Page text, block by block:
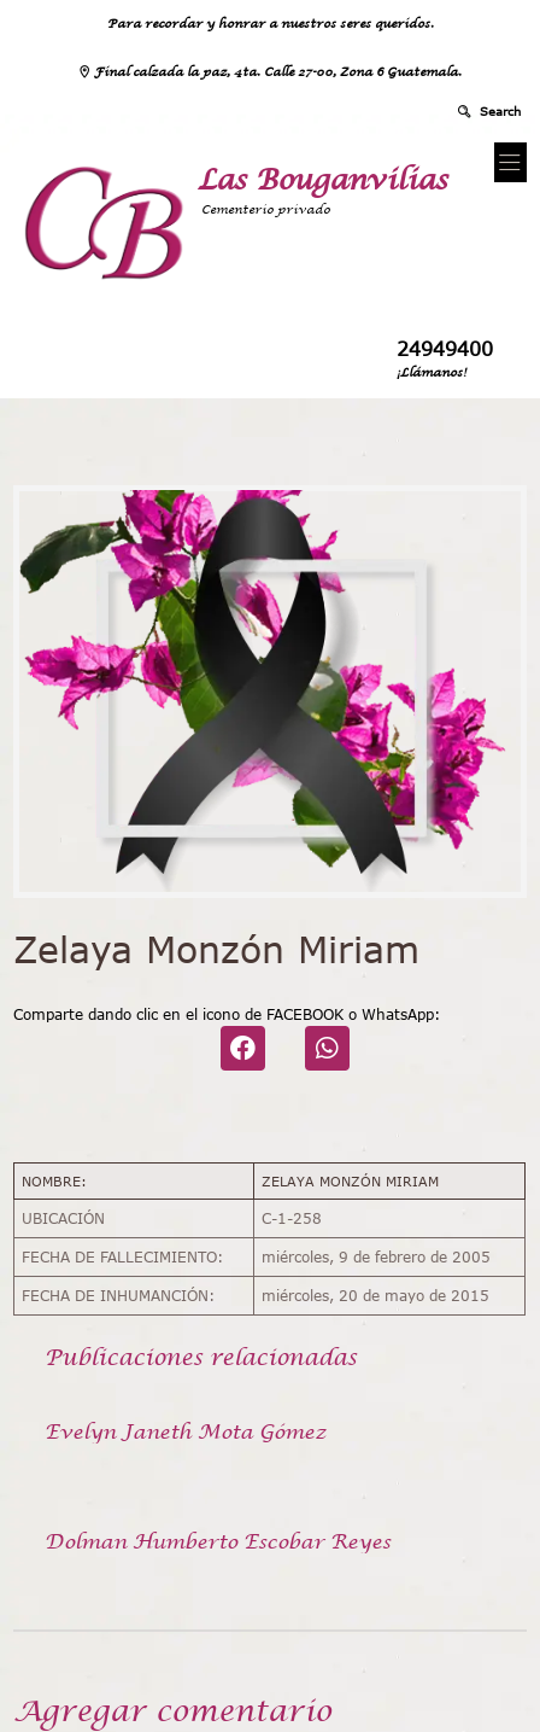
Para recordar y honrar a nuestros seres queridos.
Final calzada la paz, 4ta. Calle 27-00, Zona 6 Guatemala.
Las Bouganvilias
Cementerio privado
24949400
¡Llámanos!
Zelaya Monzón Miriam
Comparte dando clic en el icono de FACEBOOK o WhatsApp:
NOMBRE: ZELAYA MONZÓN MIRIAM
UBICACIÓN C-1-258
FECHA DE FALLECIMIENTO: miércoles, 9 de febrero de 2005
FECHA DE INHUMANCIÓN: miércoles, 20 de mayo de 2015
Publicaciones relacionadas
Evelyn Janeth Mota Gómez
Dolman Humberto Escobar Reyes
Agregar comentario